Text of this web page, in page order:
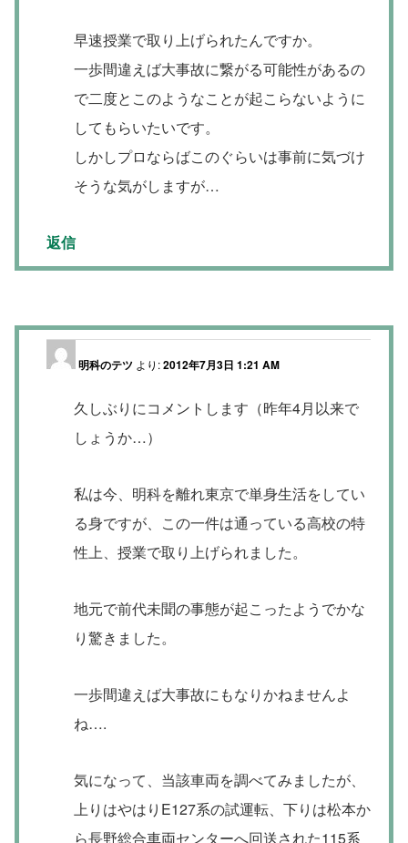
早速授業で取り上げられたんですか。
一歩間違えば大事故に繋がる可能性があるの
で二度とこのようなことが起こらないように
してもらいたいです。
しかしプロならばこのぐらいは事前に気づけ
そうな気がしますが…
返信
明科のテツ より:2012年7月3日 1:21 AM
久しぶりにコメントします（昨年4月以来で
しょうか…）
私は今、明科を離れ東京で単身生活をしてい
る身ですが、この一件は通っている高校の特
性上、授業で取り上げられました。
地元で前代未聞の事態が起こったようでかな
り驚きました。
一歩間違えば大事故にもなりかねませんよ
ね….
気になって、当該車両を調べてみましたが、
上りはやはりE127系の試運転、下りは松本か
ら長野総合車両センターへ回送された115系